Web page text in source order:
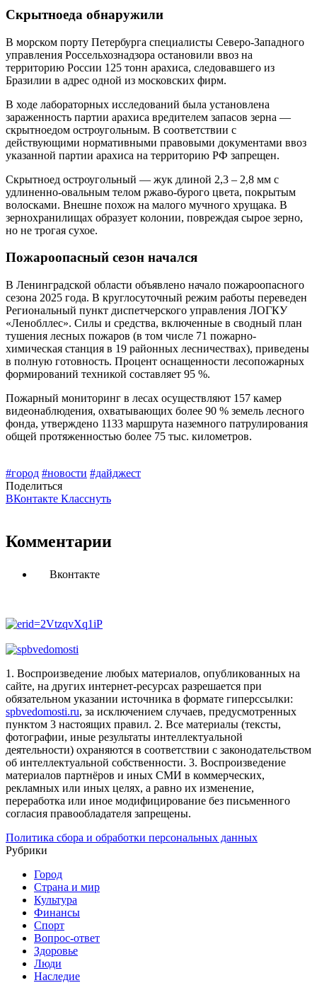
Скрытноеда обнаружили
В морском порту Петербурга специалисты Северо-Западного
управления Россельхознадзора остановили ввоз на
территорию России 125 тонн арахиса, следовавшего из
Бразилии в адрес одной из московских фирм.
В ходе лабораторных исследований была установлена
зараженность партии арахиса вредителем запасов зерна —
скрытноедом остроугольным. В соответствии с
действующими нормативными правовыми документами ввоз
указанной партии арахиса на территорию РФ запрещен.
Скрытноед остроугольный — жук длиной 2,3 – 2,8 мм с
удлиненно-­овальным телом ржаво-бурого цвета, покрытым
волосками. Внешне похож на малого мучного хрущака. В
зернохранилищах образует колонии, повреждая сырое зерно,
но не трогая сухое.
Пожароопасный сезон начался
В Ленинградской области объявлено начало пожароопасного
сезона 2025 года. В круглосуточный режим работы переведен
Региональный пункт диспетчерского управления ЛОГКУ
«Ленобллес». Силы и средства, включенные в сводный план
тушения лесных пожаров (в том числе 71 пожарно-
химическая станция в 19 районных лесничествах), приведены
в полную готовность. Процент оснащенности лесопожарных
формирований техникой составляет 95 %.
Пожарный мониторинг в лесах осуществляют 157 камер
видеонаблюдения, охватывающих более 90 % земель лесного
фонда, утверждено 1133 маршрута наземного ­патрулирования
общей протяженностью более 75 тыс. километров.
#город #новости #дайджест
Поделиться
ВКонтакте Класснуть
Комментарии
Вконтакте
1. Воспроизведение любых материалов, опубликованных на
сайте, на других интернет-ресурсах разрешается при
обязательном указании источника в формате гиперссылки:
spbvedomosti.ru, за исключением случаев, предусмотренных
пунктом 3 настоящих правил. 2. Все материалы (тексты,
фотографии, иные результаты интеллектуальной
деятельности) охраняются в соответствии с законодательством
об интеллектуальной собственности. 3. Воспроизведение
материалов партнёров и иных СМИ в коммерческих,
рекламных или иных целях, а равно их изменение,
переработка или иное модифицирование без письменного
согласия правообладателя запрещены.
Политика сбора и обработки персональных данных
Рубрики
Город
Страна и мир
Культура
Финансы
Спорт
Вопрос-ответ
Здоровье
Люди
Наследие